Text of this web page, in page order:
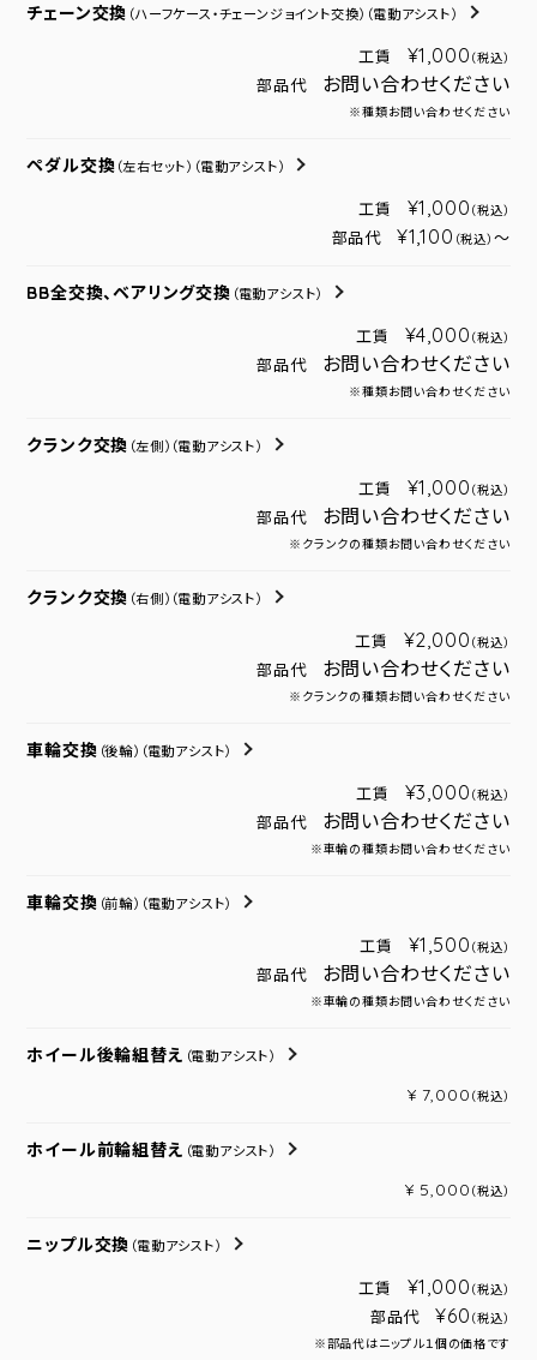
チェーン交換 （ハーフケース・チェーンジョイント交換） （電動アシスト）
工賃 ¥1,000 （税込）
部品代 お問い合わせください
※種類お問い合わせください
ペダル交換 （左右セット） （電動アシスト）
工賃 ¥1,000 （税込）
部品代 ¥1,100 （税込） ～
BB全交換、ベアリング交換 （電動アシスト）
工賃 ¥4,000 （税込）
部品代 お問い合わせください
※種類お問い合わせください
クランク交換 （左側） （電動アシスト）
工賃 ¥1,000 （税込）
部品代 お問い合わせください
※クランクの種類お問い合わせください
クランク交換 （右側） （電動アシスト）
工賃 ¥2,000 （税込）
部品代 お問い合わせください
※クランクの種類お問い合わせください
車輪交換 （後輪） （電動アシスト）
工賃 ¥3,000 （税込）
部品代 お問い合わせください
※車輪の種類お問い合わせください
車輪交換 （前輪） （電動アシスト）
工賃 ¥1,500 （税込）
部品代 お問い合わせください
※車輪の種類お問い合わせください
ホイール後輪組替え （電動アシスト）
¥ 7,000 （税込）
ホイール前輪組替え （電動アシスト）
¥ 5,000 （税込）
ニップル交換 （電動アシスト）
工賃 ¥1,000 （税込）
部品代 ¥60 （税込）
※部品代はニップル１個の価格です